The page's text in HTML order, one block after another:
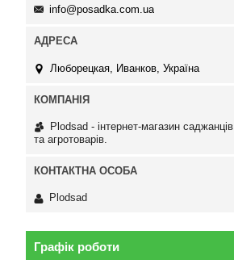
info@posadka.com.ua
Люборецкая, Иванков, Україна
Plodsad - інтернет-магазин саджанців
та агротоварів.
Plodsad
Графік роботи